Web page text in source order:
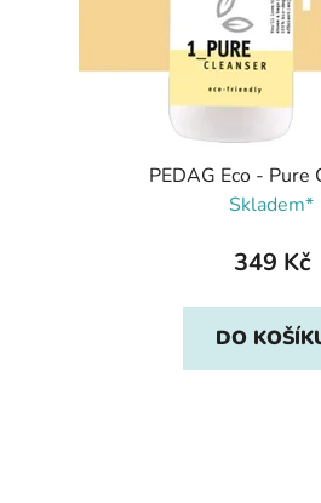
PEDAG Eco - Pure
Skladem*
349 Kč
DO